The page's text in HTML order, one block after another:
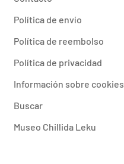
Política de envío
Política de reembolso
Política de privacidad
Información sobre cookies
Buscar
Museo Chillida Leku